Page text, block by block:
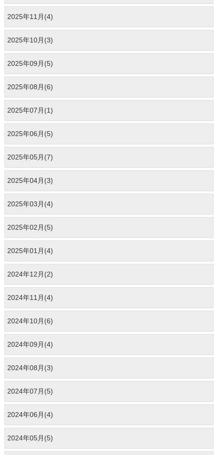
2025年11月(4)
2025年10月(3)
2025年09月(5)
2025年08月(6)
2025年07月(1)
2025年06月(5)
2025年05月(7)
2025年04月(3)
2025年03月(4)
2025年02月(5)
2025年01月(4)
2024年12月(2)
2024年11月(4)
2024年10月(6)
2024年09月(4)
2024年08月(3)
2024年07月(5)
2024年06月(4)
2024年05月(5)